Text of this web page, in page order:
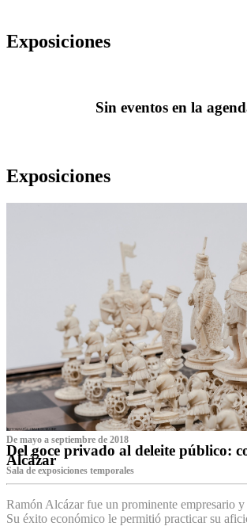
Exposiciones
Sin eventos en la
Exposiciones
De mayo a septiembre de 2018
Del goce privado al deleite público:
Alcázar
Sala de exposiciones temporales
Ramón Alcázar fue un prominente empresario
Su éxito económico le permitió practicar su